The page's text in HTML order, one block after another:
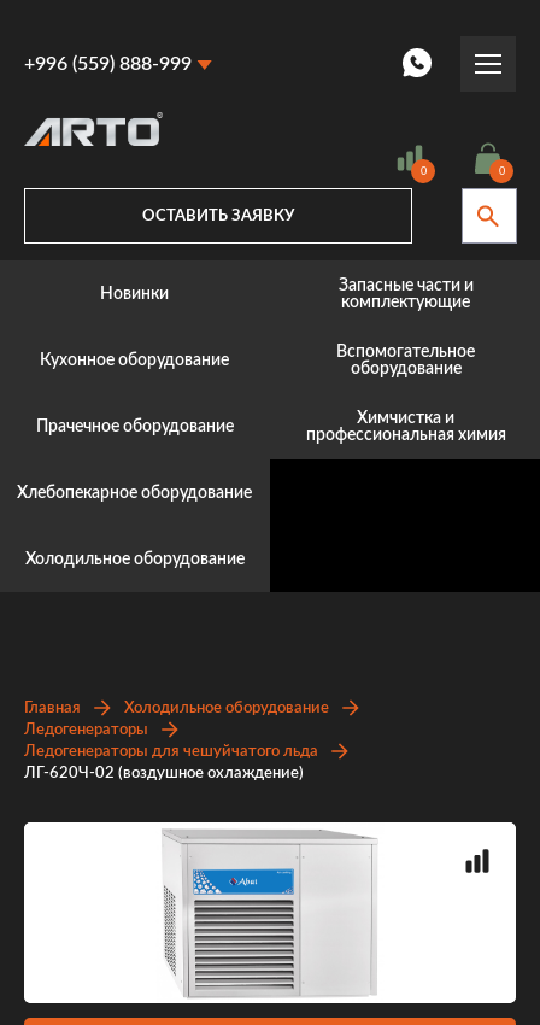
+996 (559) 888-999
+996 (559) 888-999
0 0
ОСТАВИТЬ ЗАЯВКУ
Новинки
Кухонное оборудование
Прачечное оборудование
Хлебопекарное оборудование
Холодильное оборудование
Запасные части и
комплектующие
Вспомогательное
оборудование
Химчистка и
профессиональная химия
Главная
Холодильное оборудование
Ледогенераторы
Ледогенераторы для чешуйчатого льда
ЛГ-620Ч-02 (воздушное охлаждение)